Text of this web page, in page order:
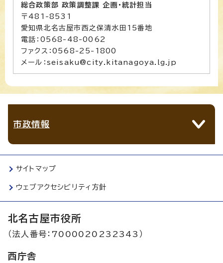
総合政策部 政策調整課 企画・統計担当
〒481-8531
愛知県北名古屋市西之保清水田15番地
電話：0568-48-0062
ファクス：0568-25-1800
メール：seisaku@city.kitanagoya.lg.jp
市政情報
サイトマップ
ウェブアクセシビリティ方針
北名古屋市役所
（法人番号：7000020232343）
西庁舎